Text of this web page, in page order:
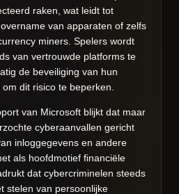
raken, wat leidt tot
van apparaten of zelfs
miners. Spelers wordt
van vertrouwde platforms te
de beveiliging van hun
dit risico te beperken.
van Microsoft blijkt dat maar
cyberaanvallen gericht
inloggegevens en andere
als hoofdmotief financiële
dat cybercriminelen steeds
stelen van persoonlijke